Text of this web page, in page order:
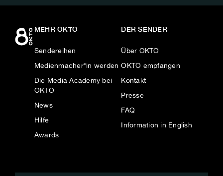
MEHR OKTO
Sendereihen
Medienmacher*in werden
Die Media Academy bei
OKTO
News
Hilfe
Awards
DER SENDER
Über OKTO
OKTO empfangen
Kontakt
Presse
FAQ
Information in English